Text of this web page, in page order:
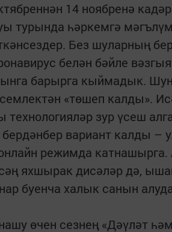
14 ноябренә
турында һәркемгә
Без шуларның
белән бәйле
барырга кыймадык.
«төшеп калды».
зур үсеш
вариант калды –
режимда катнашырга.
яхшырак дисәләр дә,
буенча халык санын
өчен сезнең «Дәүләт